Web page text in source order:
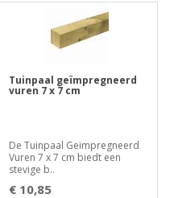
Tuinpaal geïmpregneerd
vuren 7 x 7 cm
De Tuinpaal Geïmpregneerd
Vuren 7 x 7 cm biedt een
stevige b..
€ 10,85